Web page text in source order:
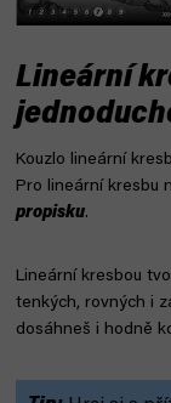
Lineární
Kouzlo lineární
Pro lineární kresbu
propisku.
Lineární kresbou
tenkých, rovných i
dosáhneš i hodně